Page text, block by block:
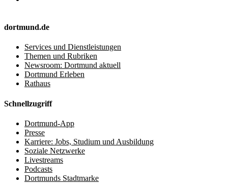
dortmund.de
Services und Dienstleistungen
Themen und Rubriken
Newsroom: Dortmund aktuell
Dortmund Erleben
Rathaus
Schnellzugriff
Dortmund-App
Presse
Karriere: Jobs, Studium und Ausbildung
Soziale Netzwerke
Livestreams
Podcasts
Dortmunds Stadtmarke